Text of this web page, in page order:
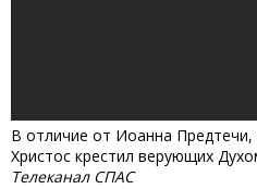
В отличие от Иоанна
Христос крестил верующих
Телеканал СПАС